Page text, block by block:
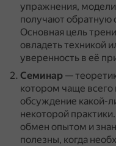
упражнения,
получают обратную
Основная цель
овладеть техникой
уверенность в её
Семинар —
котором чаще всего
обсуждение какой-
некоторой практики.
обмен опытом и
полезны, когда